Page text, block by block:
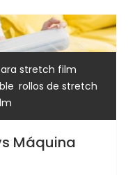
stretch film
rollos de stretch
Máquina